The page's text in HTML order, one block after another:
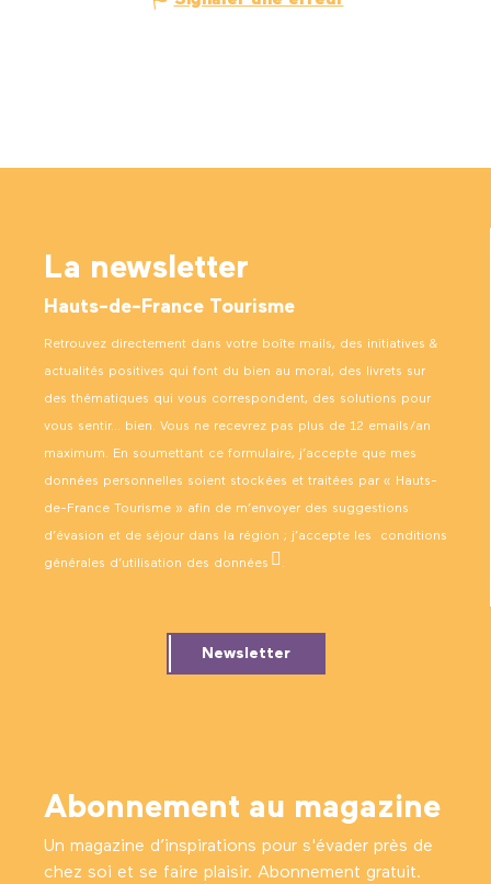
La newsletter
Hauts-de-France Tourisme
Retrouvez directement dans votre boîte mails, des initiatives &
actualités positives qui font du bien au moral, des livrets sur
des thématiques qui vous correspondent, des solutions pour
vous sentir… bien. Vous ne recevrez pas plus de 12 emails/an
maximum. En soumettant ce formulaire, j’accepte que mes
données personnelles soient stockées et traitées par « Hauts-
de-France Tourisme » afin de m’envoyer des suggestions
d’évasion et de séjour dans la région ; j’accepte les conditions
générales d’utilisation des données .
Newsletter
Abonnement au magazine
Un magazine d’inspirations pour s'évader près de
chez soi et se faire plaisir. Abonnement gratuit.